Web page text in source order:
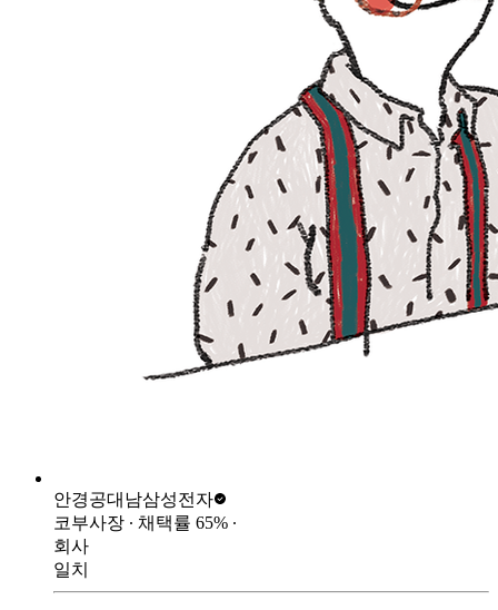
안경공대남삼성전자
코부사장 ∙ 채택률 65% ∙
회사
일치